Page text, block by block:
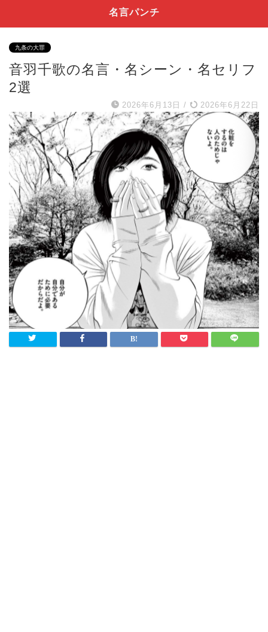
名言パンチ
九条の大罪
音羽千歌の名言・名シーン・名セリフ
2選
2026年6月13日 / 2026年6月22日